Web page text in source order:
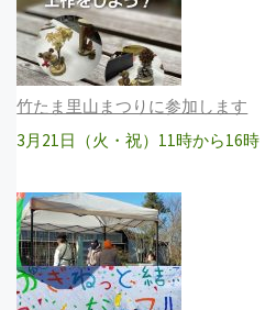
竹たま里山まつりに参加します
3月21日（火・祝）11時から16